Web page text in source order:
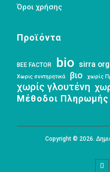
Όροι χρήσης
Προϊόντα
BEE FACTOR bio sirra
Χωρις συντηρητικά βιο χωρίς
χωρίς γλουτένη
Μέθοδοι Πληρωμής
Copyright © 2026.